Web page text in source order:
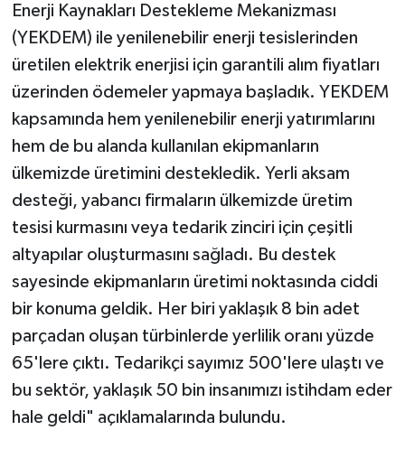
Enerji Kaynakları Destekleme Mekanizması
(YEKDEM) ile yenilenebilir enerji tesislerinden
üretilen elektrik enerjisi için garantili alım fiyatları
üzerinden ödemeler yapmaya başladık. YEKDEM
kapsamında hem yenilenebilir enerji yatırımlarını
hem de bu alanda kullanılan ekipmanların
ülkemizde üretimini destekledik. Yerli aksam
desteği, yabancı firmaların ülkemizde üretim
tesisi kurmasını veya tedarik zinciri için çeşitli
altyapılar oluşturmasını sağladı. Bu destek
sayesinde ekipmanların üretimi noktasında ciddi
bir konuma geldik. Her biri yaklaşık 8 bin adet
parçadan oluşan türbinlerde yerlilik oranı yüzde
65'lere çıktı. Tedarikçi sayımız 500'lere ulaştı ve
bu sektör, yaklaşık 50 bin insanımızı istihdam eder
hale geldi" açıklamalarında bulundu.